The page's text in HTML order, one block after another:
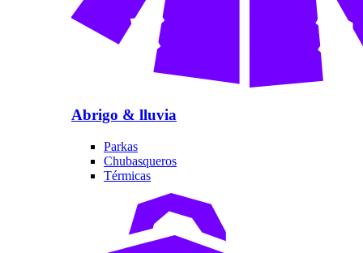
Abrigo & lluvia
Parkas
Chubasqueros
Térmicas